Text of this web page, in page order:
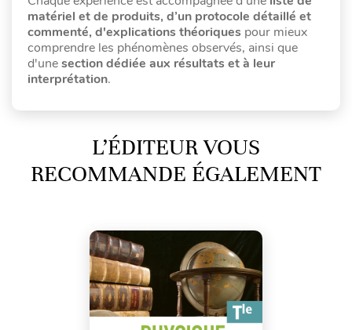
matériel et de produits, d’un protocole détaillé et
commenté, d'explications théoriques pour mieux
comprendre les phénomènes observés, ainsi que
d'unesection dédiée aux résultats et à leur
interprétation.
L’ÉDITEUR VOUS
RECOMMANDE ÉGALEMENT